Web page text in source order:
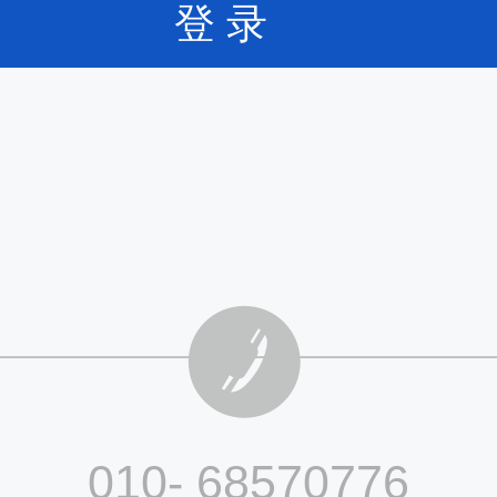
登 录
010- 68570776